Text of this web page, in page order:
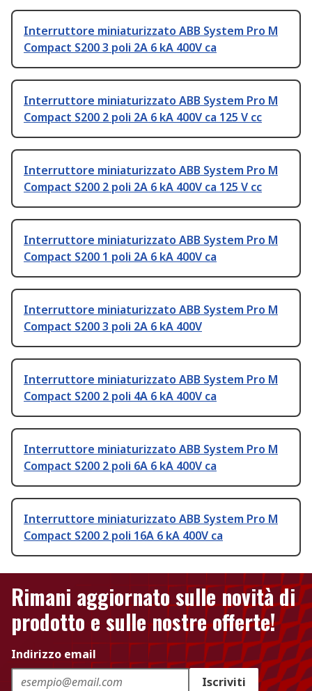
Interruttore miniaturizzato ABB System Pro M
Compact S200 3 poli 2A 6 kA 400V ca
Interruttore miniaturizzato ABB System Pro M
Compact S200 2 poli 2A 6 kA 400V ca 125 V cc
Interruttore miniaturizzato ABB System Pro M
Compact S200 2 poli 2A 6 kA 400V ca 125 V cc
Interruttore miniaturizzato ABB System Pro M
Compact S200 1 poli 2A 6 kA 400V ca
Interruttore miniaturizzato ABB System Pro M
Compact S200 3 poli 2A 6 kA 400V
Interruttore miniaturizzato ABB System Pro M
Compact S200 2 poli 4A 6 kA 400V ca
Interruttore miniaturizzato ABB System Pro M
Compact S200 2 poli 6A 6 kA 400V ca
Interruttore miniaturizzato ABB System Pro M
Compact S200 2 poli 16A 6 kA 400V ca
Rimani aggiornato sulle novità di
prodotto e sulle nostre offerte!
Indirizzo email
Iscriviti